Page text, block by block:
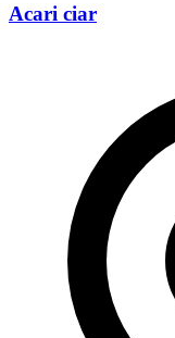
Acari ciar